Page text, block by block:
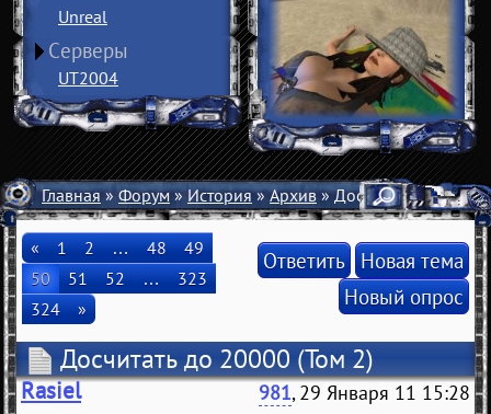
Unreal
Серверы
UT2004
Главная»Форум»История»Архив» Досчитать до 20000
« 1 2 … 48
49
50
51 52 …
323
324
»
Ответить Новая тема
Новый опрос
Досчитать до 20000 (Том 2)
Rasiel 981, 29 Января 11 15:28